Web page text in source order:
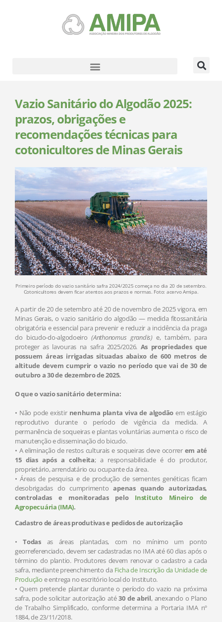
Vazio Sanitário do Algodão 2025:
prazos, obrigações e
recomendações técnicas para
cotonicultores de Minas Gerais
Primeiro período do vazio sanitário safra 2024/2025 começa no dia 20 de setembro.
Cotonicultores devem ficar atentos aos prazos e normas. Foto: acervo Amipa.
A partir de 20 de setembro até 20 de novembro de 2025 vigora, em
Minas Gerais, o vazio sanitário do algodão — medida fitossanitária
obrigatória e essencial para prevenir e reduzir a incidência da praga
do bicudo-do-algodoeiro(Anthonomus grandis) e, também, para
proteger as lavouras na safra 2025/2026. As propriedades que
possuem áreas irrigadas situadas abaixo de 600 metros de
altitude devem cumprir o vazio no período que vai de 30 de
outubro a 30 de dezembro de 2025.
O que o vazio sanitário determina:
• Não pode existir nenhuma planta viva de algodão em estágio
reprodutivo durante o período de vigência da medida. A
permanência de soqueiras e plantas voluntárias aumenta o risco de
manutenção e disseminação do bicudo.
• A eliminação de restos culturais e soqueiras deve ocorrer em até
15 dias após a colheita; a responsabilidade é do produtor,
proprietário, arrendatário ou ocupante da área.
• Áreas de pesquisa e de produção de sementes genéticas ficam
desobrigadas do cumprimentoapenas quando autorizadas,
controladas e monitoradas pelo Instituto Mineiro de
Agropecuária (IMA).
Cadastro de áreas produtivas e pedidos de autorização
•Todasas áreas plantadas, com no mínimo um ponto
georreferenciado, devem ser cadastradas no IMA até 60 dias após o
término do plantio. Produtores devem renovar o cadastro a cada
safra, mediante preenchimento da Ficha de Inscrição da Unidade de
Produção e entrega no escritório local do Instituto.
• Quem pretende plantar durante o período do vazio na próxima
safra, pode solicitar autorização até30 de abril, anexando o Plano
de Trabalho Simplificado, conforme determina a Portaria IMA nº
1884, de 23/11/2018.